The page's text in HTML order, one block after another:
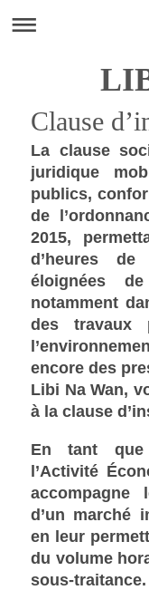
Clause
La clause
juridique
publics,
de
2015,
d’heures
éloignées
notamment
des travaux
encore des
Libi Na Wan,
à la clause
En tant que
l’Activité
accompagne
d’un marché
en leur
du volume
sous-traitance.